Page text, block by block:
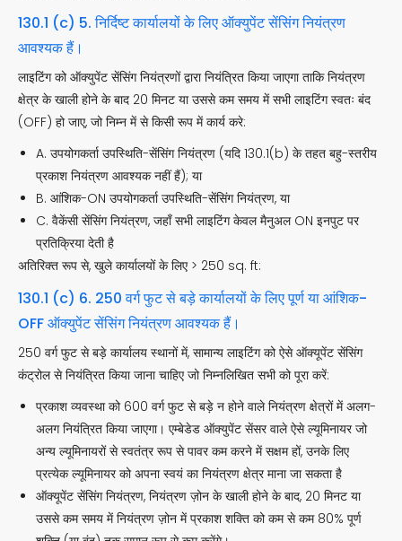
130.1 (c) 5. निर्दिष्ट कार्यालयों के लिए ऑक्युपेंट सेंसिंग नियंत्रण
आवश्यक हैं।
लाइटिंग को ऑक्युपेंट सेंसिंग नियंत्रणों द्वारा नियंत्रित किया जाएगा ताकि नियंत्रण
क्षेत्र के खाली होने के बाद 20 मिनट या उससे कम समय में सभी लाइटिंग स्वतः बंद
(OFF) हो जाए, जो निम्न में से किसी रूप में कार्य करे:
A. उपयोगकर्ता उपस्थिति-सेंसिंग नियंत्रण (यदि 130.1(b) के तहत बहु-स्तरीय
प्रकाश नियंत्रण आवश्यक नहीं हैं); या
B. आंशिक-ON उपयोगकर्ता उपस्थिति-सेंसिंग नियंत्रण, या
C. वैकेंसी सेंसिंग नियंत्रण, जहाँ सभी लाइटिंग केवल मैनुअल ON इनपुट पर
प्रतिक्रिया देती है
अतिरिक्त रूप से, खुले कार्यालयों के लिए > 250 sq. ft:
130.1 (c) 6. 250 वर्ग फुट से बड़े कार्यालयों के लिए पूर्ण या आंशिक-
OFF ऑक्युपेंट सेंसिंग नियंत्रण आवश्यक हैं।
250 वर्ग फुट से बड़े कार्यालय स्थानों में, सामान्य लाइटिंग को ऐसे ऑक्यूपेंट सेंसिंग
कंट्रोल से नियंत्रित किया जाना चाहिए जो निम्नलिखित सभी को पूरा करें:
प्रकाश व्यवस्था को 600 वर्ग फुट से बड़े न होने वाले नियंत्रण क्षेत्रों में अलग-
अलग नियंत्रित किया जाएगा। एम्बेडेड ऑक्युपेंट सेंसर वाले ऐसे ल्यूमिनायर जो
अन्य ल्यूमिनायरों से स्वतंत्र रूप से पावर कम करने में सक्षम हों, उनके लिए
प्रत्येक ल्यूमिनायर को अपना स्वयं का नियंत्रण क्षेत्र माना जा सकता है
ऑक्यूपेंट सेंसिंग नियंत्रण, नियंत्रण ज़ोन के खाली होने के बाद, 20 मिनट या
उससे कम समय में नियंत्रण ज़ोन में प्रकाश शक्ति को कम से कम 80% पूर्ण